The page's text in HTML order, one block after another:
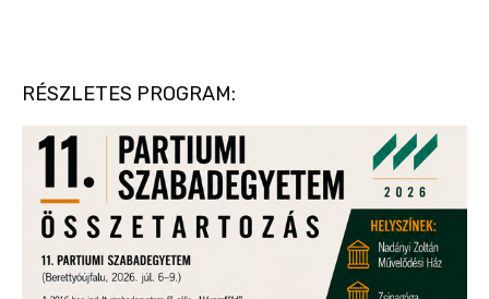
RÉSZLETES PROGRAM: